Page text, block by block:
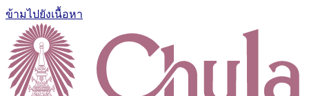
ข้ามไปยังเนื้อหา